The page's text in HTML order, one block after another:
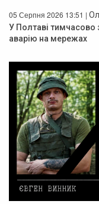
05 Серпня 2026 13:51 |
У Полтаві тимчасово
аварію на мережах